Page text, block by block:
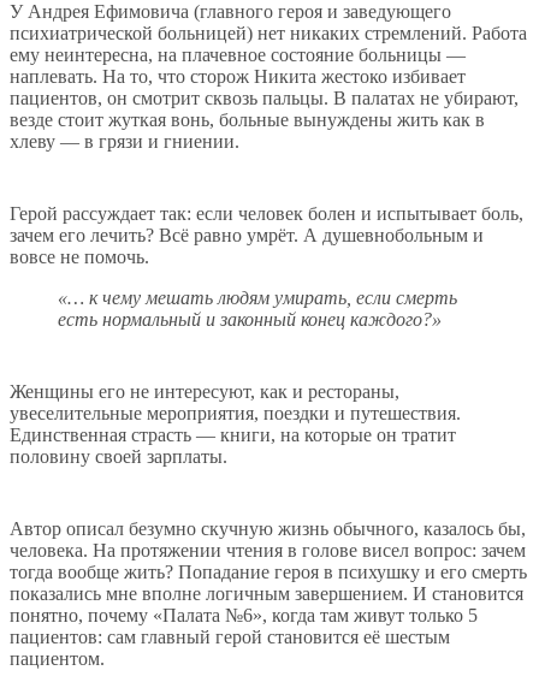
У Андрея Ефимовича (главного героя и заведующего
психиатрической больницей) нет никаких стремлений. Работа
ему неинтересна, на плачевное состояние больницы —
наплевать. На то, что сторож Никита жестоко избивает
пациентов, он смотрит сквозь пальцы. В палатах не убирают,
везде стоит жуткая вонь, больные вынуждены жить как в
хлеву — в грязи и гниении.
Герой рассуждает так: если человек болен и испытывает боль,
зачем его лечить? Всё равно умрёт. А душевнобольным и
вовсе не помочь.
«… к чему мешать людям умирать, если смерть
есть нормальный и законный конец каждого?»
Женщины его не интересуют, как и рестораны,
увеселительные мероприятия, поездки и путешествия.
Единственная страсть — книги, на которые он тратит
половину своей зарплаты.
Автор описал безумно скучную жизнь обычного, казалось бы,
человека. На протяжении чтения в голове висел вопрос: зачем
тогда вообще жить? Попадание героя в психушку и его смерть
показались мне вполне логичным завершением. И становится
понятно, почему «Палата №6», когда там живут только 5
пациентов: сам главный герой становится её шестым
пациентом.